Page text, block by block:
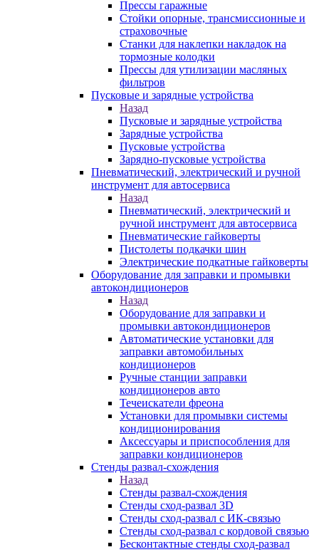
Прессы гаражные
Стойки опорные, трансмиссионные и
страховочные
Станки для наклепки накладок на
тормозные колодки
Прессы для утилизации масляных
фильтров
Пусковые и зарядные устройства
Назад
Пусковые и зарядные устройства
Зарядные устройства
Пусковые устройства
Зарядно-пусковые устройства
Пневматический, электрический и ручной
инструмент для автосервиса
Назад
Пневматический, электрический и
ручной инструмент для автосервиса
Пневматические гайковерты
Пистолеты подкачки шин
Электрические подкатные гайковерты
Оборудование для заправки и промывки
автокондиционеров
Назад
Оборудование для заправки и
промывки автокондиционеров
Автоматические установки для
заправки автомобильных
кондиционеров
Ручные станции заправки
кондиционеров авто
Течеискатели фреона
Установки для промывки системы
кондиционирования
Аксессуары и приспособления для
заправки кондиционеров
Стенды развал-схождения
Назад
Стенды развал-схождения
Стенды сход-развал 3D
Стенды сход-развал с ИК-связью
Стенды сход-развал с кордовой связью
Бесконтактные стенды сход-развал